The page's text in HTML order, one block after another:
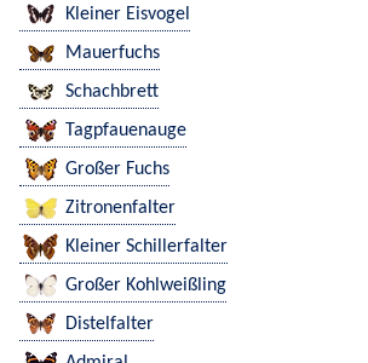
Kleiner Eisvogel
Mauerfuchs
Schachbrett
Tagpfauenauge
Großer Fuchs
Zitronenfalter
Kleiner Schillerfalter
Großer Kohlweißling
Distelfalter